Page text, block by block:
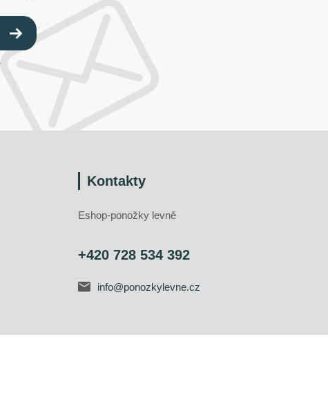
Kontakty
Eshop-ponožky levně
+420 728 534 392
info@ponozkylevne.cz